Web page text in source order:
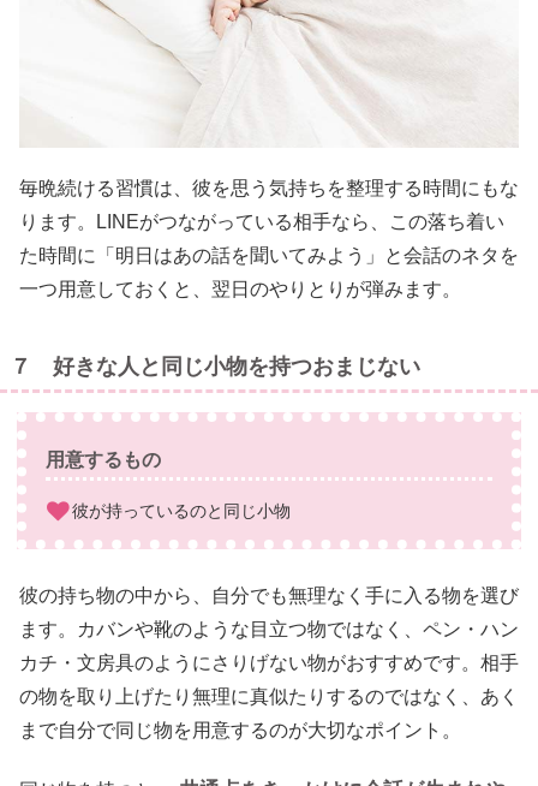
毎晩続ける習慣は、彼を思う気持ちを整理する時間にもな
ります。LINEがつながっている相手なら、この落ち着い
た時間に「明日はあの話を聞いてみよう」と会話のネタを
一つ用意しておくと、翌日のやりとりが弾みます。
７ 好きな人と同じ小物を持つおまじない
用意するもの
彼が持っているのと同じ小物
彼の持ち物の中から、自分でも無理なく手に入る物を選び
ます。カバンや靴のような目立つ物ではなく、ペン・ハン
カチ・文房具のようにさりげない物がおすすめです。相手
の物を取り上げたり無理に真似たりするのではなく、あく
まで自分で同じ物を用意するのが大切なポイント。